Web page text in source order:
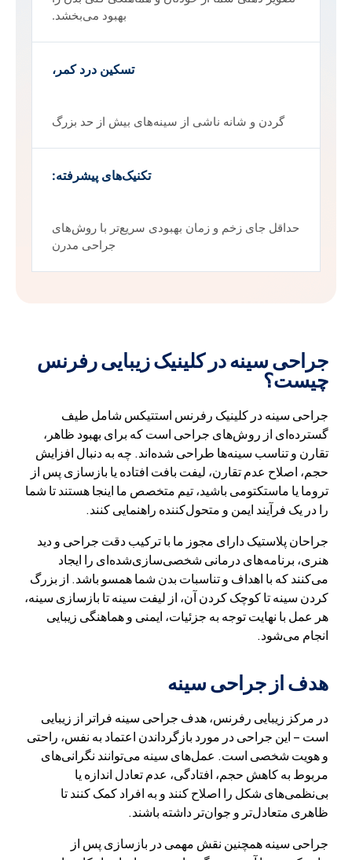
بهبود می‌بخشد.
تسکین درد کمر،
گردن و شانه ناشی از سینه‌های بیش از حد بزرگ
تکنیک‌های پیشرفته:
حداقل جای زخم و زمان بهبودی سریع‌تر با روش‌های
جراحی مدرن
جراحی سینه در کلینیک زیبایی رفرنس
چیست؟
جراحی سینه در کلینیک رفرنس استتیکس شامل طیف
گسترده‌ای از روش‌های جراحی است که برای بهبود ظاهر،
تقارن و تناسب سینه‌ها طراحی شده‌اند. چه به دنبال افزایش
حجم، اصلاح عدم تقارن، لیفت بافت افتاده یا بازسازی پس از
تروما یا ماستکتومی باشید، تیم متخصص ما اینجا هستند تا شما
را در یک فرآیند ایمن و متحول‌کننده راهنمایی کنند.
جراحان پلاستیک دارای مجوز ما با ترکیب دقت جراحی و دید
هنری، برنامه‌های درمانی شخصی‌سازی‌شده‌ای را ایجاد
می‌کنند که با اهداف و تناسبات بدن شما همسو باشد. از بزرگ
کردن سینه تا کوچک کردن آن، از لیفت سینه تا بازسازی سینه،
هر عمل با نهایت توجه به جزئیات، ایمنی و هماهنگی زیبایی
انجام می‌شود.
هدف از جراحی سینه
در مرکز زیبایی رفرنس، هدف جراحی سینه فراتر از زیبایی
است – این جراحی در مورد بازگرداندن اعتماد به نفس، راحتی
و هویت شخصی است. عمل‌های سینه می‌توانند نگرانی‌های
مربوط به کاهش حجم، افتادگی، عدم تعادل اندازه یا
بی‌نظمی‌های شکل را اصلاح کنند و به افراد کمک کنند تا
ظاهری متعادل‌تر و جوان‌تر داشته باشند.
جراحی سینه همچنین نقش مهمی در بازسازی پس از